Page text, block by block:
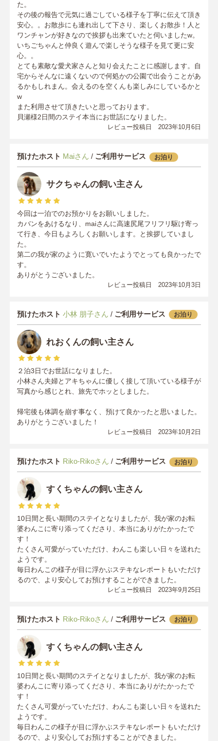
た。
その後の報告で元気に過ごしている様子を丁寧に伝えて頂き
安心。。お散歩にも連れ出して下さり、楽しくお散歩！人と
ワンチャンが好きなので挨拶も出来ていたと伺いましたw。
いちごちゃんと仲良く遊んで楽しそうな様子を見て更に安
心。。
とても素敵な愛犬家さんと知り会えたことに感謝します。自
宅からそんなに遠くないので何処かの公園で出会うことがあ
るかもしれまん。会えるのを空くんも楽しみにしているかと
w
また利用させて頂きたいと思っております。
貝瀬様2日間のステイ本当にお世話になりました。
レビュー投稿日 2023年10月6日
預けたホスト Maiさん / ご利用サービス お泊り
サクちゃんの飼い主さん
今回は一泊でのお預かりをお願いしました。
カバンをあけるなり、maiさんに高速尻尾フリフリ駆け寄っ
て行き、今日もよろしくお願いします。と挨拶していまし
た。
第二の我が家のように寛いでいたようでとっても良かったで
す。
ありがとうございました。
レビュー投稿日 2023年10月3日
預けたホスト 小林 朋子さん / ご利用サービス お泊り
れおくんの飼い主さん
２泊3日でお世話になりました。
小林さん夫婦とアキちゃんに優しく接して頂いている様子が
写真から感じとれ、旅先でホッとしました。
帰宅後も体調を崩す事なく、預けて良かったと思いました。
ありがとうございました！
レビュー投稿日 2023年10月2日
預けたホスト Riko-Rikoさん / ご利用サービス お泊り
すくちゃんの飼い主さん
10日間と長い期間のステイとなりましたが、我が家のお転
婆わんこに寄り添ってくださり、本当にありがたかったで
す！
たくさん可愛がっていただけ、わんこも楽しい日々を送れた
ようです。
毎日わんこの様子が目に浮かぶステキなレポートもいただけ
るので、より安心してお預けすることができました。
レビュー投稿日 2023年9月25日
預けたホスト Riko-Rikoさん / ご利用サービス お泊り
すくちゃんの飼い主さん
10日間と長い期間のステイとなりましたが、我が家のお転
婆わんこに寄り添ってくださり、本当にありがたかったで
す！
たくさん可愛がっていただけ、わんこも楽しい日々を送れた
ようです。
毎日わんこの様子が目に浮かぶステキなレポートもいただけ
るので、より安心してお預けすることができました。